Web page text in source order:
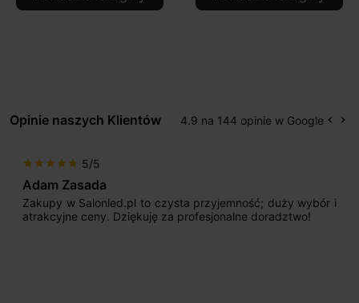
Opinie naszych Klientów 4.9 na 144 opinie w Google keyboard_arrow_left keyboard_arrow_right
star star star star star 5/5
Adam Zasada
Zakupy w Salonled.pl to czysta przyjemność; duży wybór i
atrakcyjne ceny. Dziękuję za profesjonalne doradztwo!